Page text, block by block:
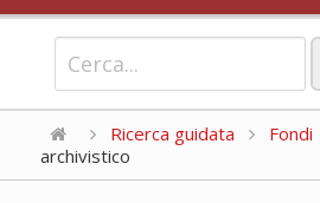
Ricerca guidata Fondi
archivistico